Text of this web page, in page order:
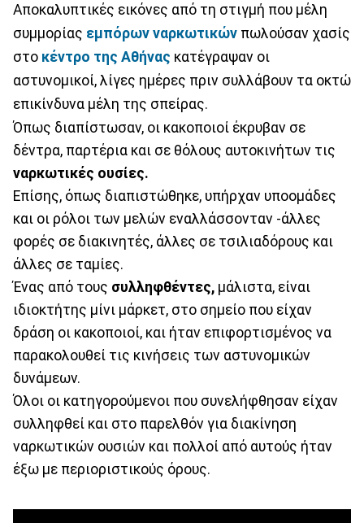
Αποκαλυπτικές εικόνες από τη στιγμή που μέλη
συμμορίας εμπόρων ναρκωτικών πωλούσαν χασίς
στο κέντρο της Αθήνας κατέγραψαν οι
αστυνομικοί, λίγες ημέρες πριν συλλάβουν τα οκτώ
επικίνδυνα μέλη της σπείρας.
Όπως διαπίστωσαν, οι κακοποιοί έκρυβαν σε
δέντρα, παρτέρια και σε θόλους αυτοκινήτων τις
ναρκωτικές ουσίες.
Επίσης, όπως διαπιστώθηκε, υπήρχαν υποομάδες
και οι ρόλοι των μελών εναλλάσσονταν -άλλες
φορές σε διακινητές, άλλες σε τσιλιαδόρους και
άλλες σε ταμίες.
Ένας από τους συλληφθέντες, μάλιστα, είναι
ιδιοκτήτης μίνι μάρκετ, στο σημείο που είχαν
δράση οι κακοποιοί, και ήταν επιφορτισμένος να
παρακολουθεί τις κινήσεις των αστυνομικών
δυνάμεων.
Όλοι οι κατηγορούμενοι που συνελήφθησαν είχαν
συλληφθεί και στο παρελθόν για διακίνηση
ναρκωτικών ουσιών και πολλοί από αυτούς ήταν
έξω με περιοριστικούς όρους.